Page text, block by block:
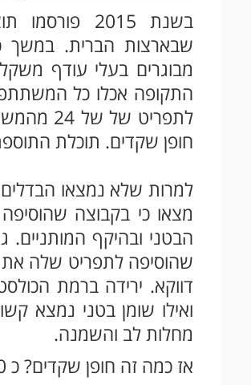
בשנת 2015
מבוגרים בעלי עודף
התקופה אכלו כל
חופן שקדים. תוכלת
למרות שלא נמצאו
מצאו כי בקבוצה
דווקא. ירידה ברמת
ואילו שומן בטני נמצא
מחלות לב והשמנה.
אז כמה זה חופן שקדים? כ 40 גרם.